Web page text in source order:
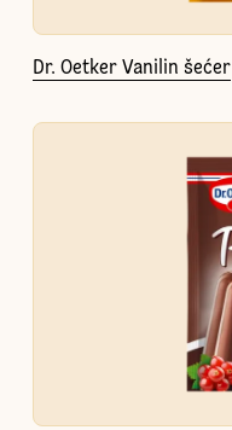
Dr. Oetker Vanilin šećer